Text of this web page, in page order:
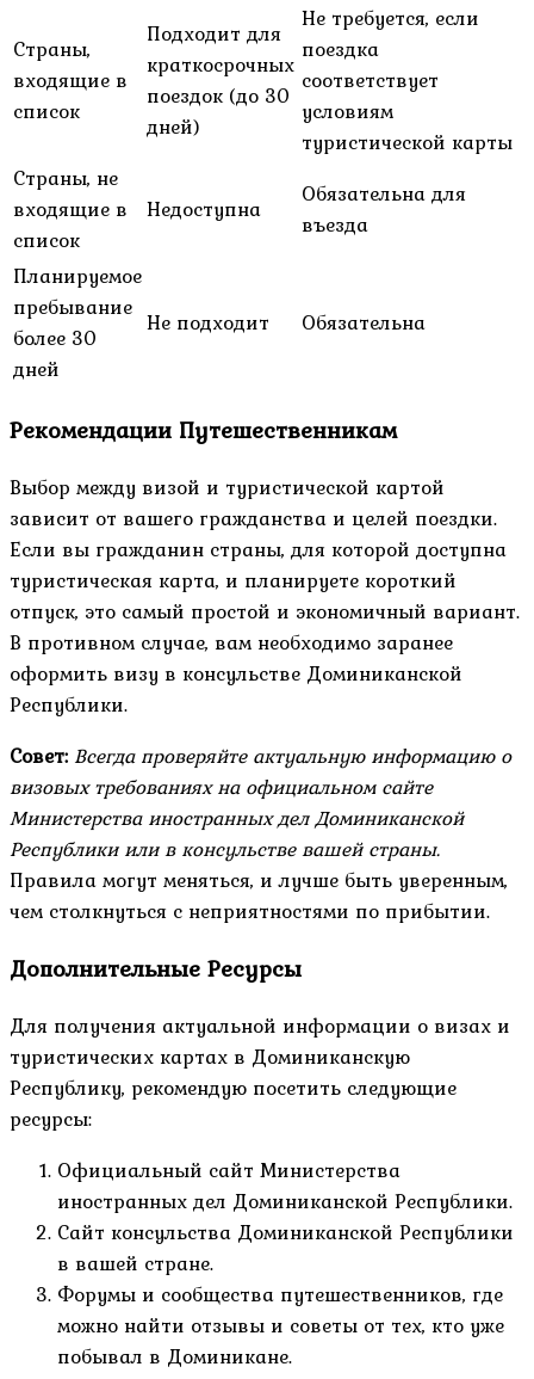
Страны,
входящие в
список
Подходит для
краткосрочных
поездок (до 30
дней)
Не требуется, если
поездка
соответствует
условиям
туристической карты
Страны, не
входящие в
список
Недоступна
Обязательна для
въезда
Планируемое
пребывание
более 30
дней
Не подходит Обязательна
Рекомендации Путешественникам
Выбор между визой и туристической картой
зависит от вашего гражданства и целей поездки.
Если вы гражданин страны, для которой доступна
туристическая карта, и планируете короткий
отпуск, это самый простой и экономичный вариант.
В противном случае, вам необходимо заранее
оформить визу в консульстве Доминиканской
Республики.
Совет: Всегда проверяйте актуальную информацию о
визовых требованиях на официальном сайте
Министерства иностранных дел Доминиканской
Республики или в консульстве вашей страны.
Правила могут меняться, и лучше быть уверенным,
чем столкнуться с неприятностями по прибытии.
Дополнительные Ресурсы
Для получения актуальной информации о визах и
туристических картах в Доминиканскую
Республику, рекомендую посетить следующие
ресурсы:
Официальный сайт Министерства
иностранных дел Доминиканской Республики.
Сайт консульства Доминиканской Республики
в вашей стране.
Форумы и сообщества путешественников, где
можно найти отзывы и советы от тех, кто уже
побывал в Доминикане.